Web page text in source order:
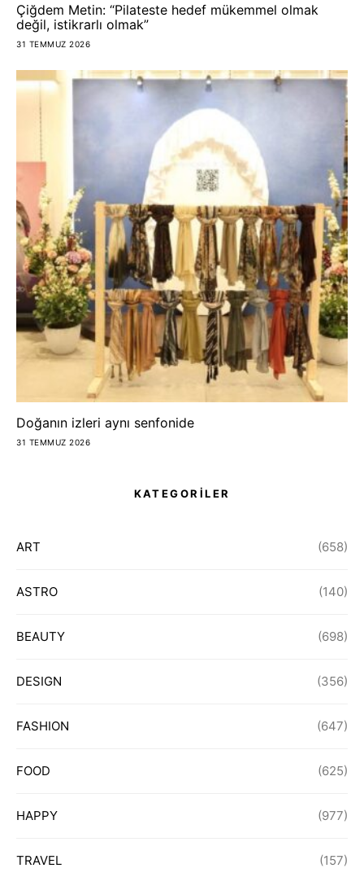
Çiğdem Metin: “Pilateste hedef mükemmel olmak
değil, istikrarlı olmak”
31 TEMMUZ 2026
Doğanın izleri aynı senfonide
31 TEMMUZ 2026
KATEGORİLER
ART (658)
ASTRO (140)
BEAUTY (698)
DESIGN (356)
FASHION (647)
FOOD (625)
HAPPY (977)
TRAVEL (157)